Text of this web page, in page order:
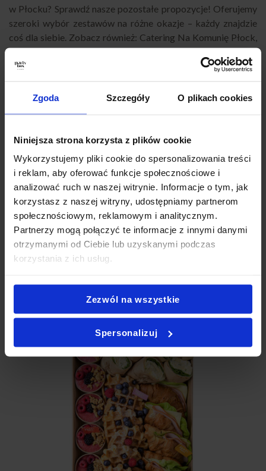
Zgoda Szczegóły O plikach cookies
Niniejsza strona korzysta z plików cookie
Wykorzystujemy pliki cookie do spersonalizowania treści
i reklam, aby oferować funkcje społecznościowe i
analizować ruch w naszej witrynie. Informacje o tym, jak
korzystasz z naszej witryny, udostępniamy partnerom
społecznościowym, reklamowym i analitycznym.
Partnerzy mogą połączyć te informacje z innymi danymi
otrzymanymi od Ciebie lub uzyskanymi podczas
korzystania z ich usług.
Zezwól na wszystkie
Spersonalizuj
w Płocku? Sprawdź nasze pozostałe propozycje! Oferujemy
szeroki wybór zestawów na różne okazje – każdy znajdzie
coś dla siebie. Zobacz również: Catering Na Komunię Płock,
Catering Na Urodziny Płock,Catering Na Chrzciny Płock,
Catering Na Imprezę Płock
Catering Eventowy Płock
,Finger Food Płock,Catering Okolicznościowy Płock
Catering Na Wigilię Płock ,Catering na Wielkanoc Płock
Catering konferencyjny Płock ,Catering na szkolenie Płock
Catering firmowy z dowozem Płock,Catering na przyjęcie
Płock,Catering imprezowy Płock ,Catering na imprezy
Płock,Partybox Płock ,Catering Płock impreza,Catering
przekąski Płock,Catering świąteczny Płock,
impreza firmowa Płock.
Jak zamówić PartyBox?